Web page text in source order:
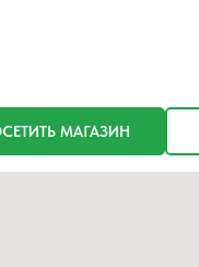
МАГАЗИН